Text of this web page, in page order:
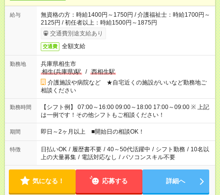
給与
無資格の方：時給1400円～1750円 / 介護福祉士：時給1700円～
2125円 / 初任者以上：時給1500円～1875円
交通費別途支給あり
交通費 全額支給
勤務地
兵庫県相生市
相生(兵庫県)駅
/ 西相生駅
介護施設や病院など ★自宅近くの施設がいいなど勤務地ご
相談ください
勤務時間
【シフト例】 07:00～16:00 09:00～18:00 17:00～09:00 ※ 上記
は一例です！その他シフトもご相談ください！
期間 即日～2ヶ月以上 ■開始日の相談OK！
特徴 日払いOK / 履歴書不要 / 40～50代活躍中 / シフト勤務 / 10名以
上の大量募集 / 電話対応なし / パソコンスキル不要
気になる！ 応募する 詳細へ